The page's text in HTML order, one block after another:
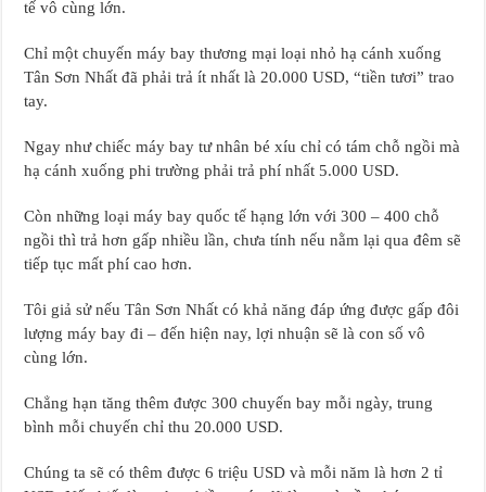
tế vô cùng lớn.
Chỉ một chuyến máy bay thương mại loại nhỏ hạ cánh xuống
Tân Sơn Nhất đã phải trả ít nhất là 20.000 USD, “tiền tươi” trao
tay.
Ngay như chiếc máy bay tư nhân bé xíu chỉ có tám chỗ ngồi mà
hạ cánh xuống phi trường phải trả phí nhất 5.000 USD.
Còn những loại máy bay quốc tế hạng lớn với 300 – 400 chỗ
ngồi thì trả hơn gấp nhiều lần, chưa tính nếu nằm lại qua đêm sẽ
tiếp tục mất phí cao hơn.
Tôi giả sử nếu Tân Sơn Nhất có khả năng đáp ứng được gấp đôi
lượng máy bay đi – đến hiện nay, lợi nhuận sẽ là con số vô
cùng lớn.
Chẳng hạn tăng thêm được 300 chuyến bay mỗi ngày, trung
bình mỗi chuyến chỉ thu 20.000 USD.
Chúng ta sẽ có thêm được 6 triệu USD và mỗi năm là hơn 2 tỉ